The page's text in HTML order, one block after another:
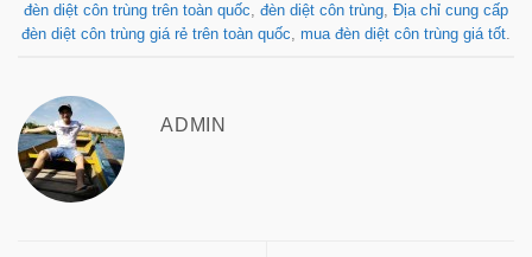
đèn diệt côn trùng trên toàn quốc, đèn diệt côn trùng, Địa chỉ cung cấp
đèn diệt côn trùng giá rẻ trên toàn quốc, mua đèn diệt côn trùng giá tốt.
ADMIN